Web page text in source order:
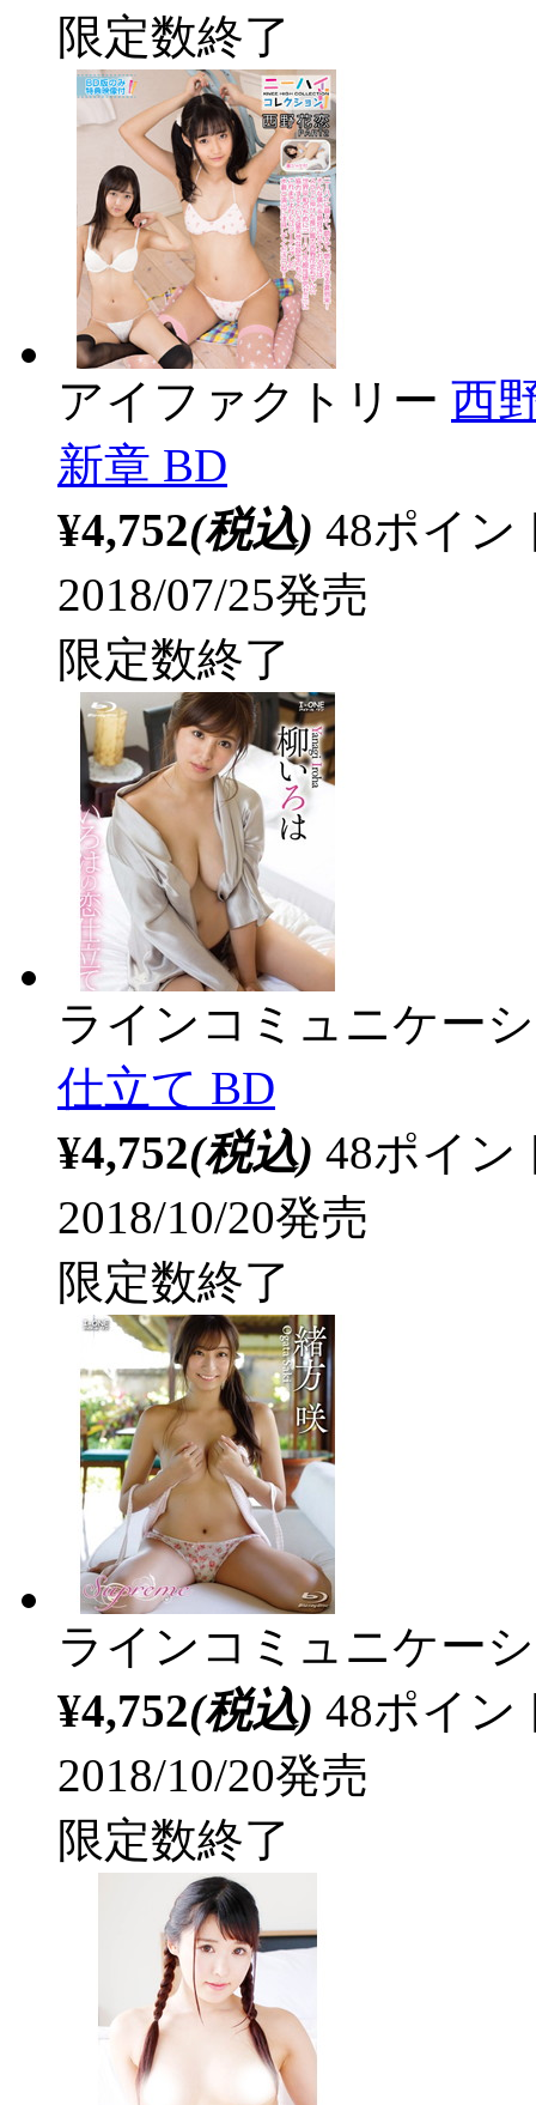
限定数終了
アイファクトリー 西
新章 BD
¥4,752(税込) 48ポイ
2018/07/25発売
限定数終了
ラインコミュニケー
仕立て BD
¥4,752(税込) 48ポイ
2018/10/20発売
限定数終了
ラインコミュニケー
¥4,752(税込) 48ポイ
2018/10/20発売
限定数終了